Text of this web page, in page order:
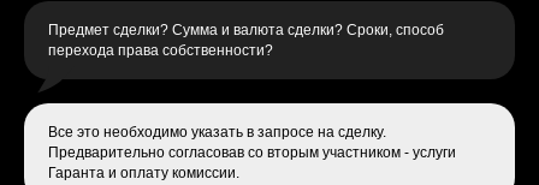
Предмет сделки? Сумма и валюта сделки? Сроки, способ
перехода права собственности?
Все это необходимо указать в запросе на сделку.
Предварительно согласовав со вторым участником - услуги
Гаранта и оплату комиссии.